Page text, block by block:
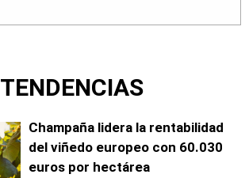
TENDENCIAS
Champaña lidera la rentabilidad
del viñedo europeo con 60.030
euros por hectárea